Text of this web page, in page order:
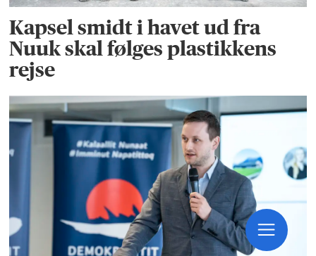
Kapsel smidt i havet ud fra
Nuuk skal følges plastikkens
rejse